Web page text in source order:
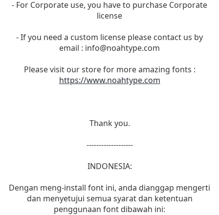
- For Corporate use, you have to purchase Corporate
license
- If you need a custom license please contact us by
email : info@noahtype.com
Please visit our store for more amazing fonts :
https://www.noahtype.com
Thank you.
-------------------
INDONESIA:
Dengan meng-install font ini, anda dianggap mengerti
dan menyetujui semua syarat dan ketentuan
penggunaan font dibawah ini: